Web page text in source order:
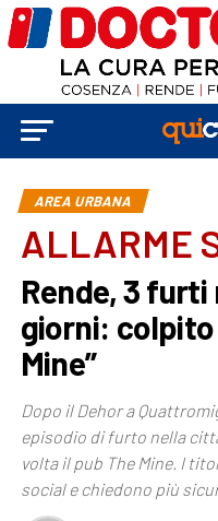
AREA URBANA
ALLARME
Rende, 3 furti
giorni: colpito
Mine”
Dopo il Dehor a
episodio di furto nella
volta il pub The Mine. I
social e chiedono più